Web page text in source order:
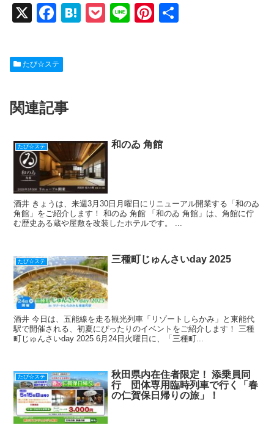
X
F
c
e
o
k
H
P
Li
Pi
たび☆ステ
関連記事
たび☆ステ 和のゐ 角館
酒井 きょうは、来週3月30日月曜日にリニューアル開業する「和のゐ
角館」をご紹介します！ 和のゐ 角館 「和のゐ 角館」は、角館に佇
む歴史ある蔵や屋敷を改装したホテルです。 ...
たび☆ステ 三種町じゅんさいday 2025
酒井 今日は、五能線を走る観光列車「リゾートしらかみ」と東能代
駅で開催される、初夏にぴったりのイベントをご紹介します！ 三種
町じゅんさいday 2025 6月24日火曜日に、「三種町...
たび☆ステ
秋田県内在住者限定！ 添乗員同
行 団体専用臨時列車で行く「春
の仁賀保日帰りの旅」！